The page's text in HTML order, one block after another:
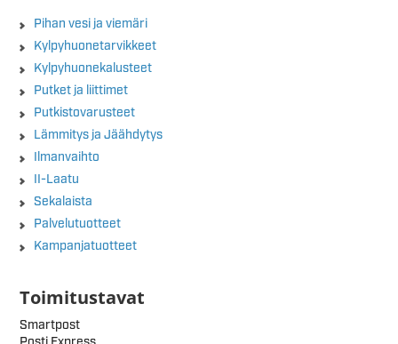
Pihan vesi ja viemäri
Kylpyhuonetarvikkeet
Kylpyhuonekalusteet
Putket ja liittimet
Putkistovarusteet
Lämmitys ja Jäähdytys
Ilmanvaihto
II-Laatu
Sekalaista
Palvelutuotteet
Kampanjatuotteet
Toimitustavat
Smartpost